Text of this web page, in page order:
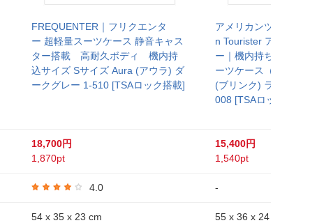
FREQUENTER｜フリクエンタ
ー 超軽量スーツケース 静音キャス
ター搭載 高耐久ボディ 機内持
込サイズ Sサイズ Aura (アウラ) ダ
ークグレー 1-510 [TSAロック搭載]
18,700円
1,870pt
4.0
54 x 35 x 23 cm
アメリカンツーリス
n Tourister アメリカ
ー｜機内持ち込み対
ーツケース（1～3泊
(ブリンク) ライトゴ
008 [TSAロック搭載]
15,400円
1,540pt
-
55 x 36 x 24 cm